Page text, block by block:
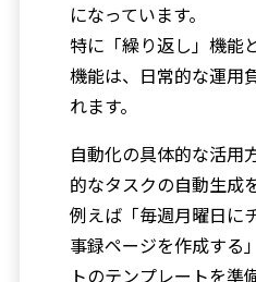
になっています。
特に「繰り返し」機能
機能は、日常的な運用
れます。
自動化の具体的な活用
的なタスクの自動生成
例えば「毎週月曜日に
事録ページを作成する
トのテンプレートを準